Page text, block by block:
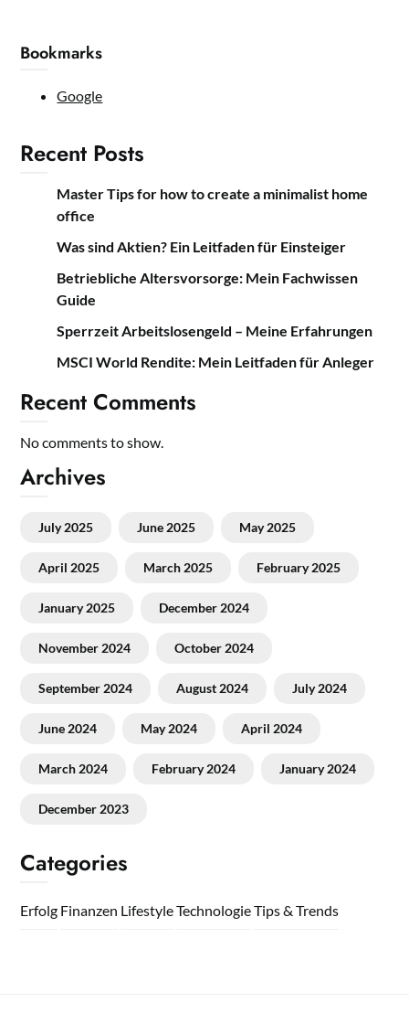
Bookmarks
Google
Recent Posts
Master Tips for how to create a minimalist home
office
Was sind Aktien? Ein Leitfaden für Einsteiger
Betriebliche Altersvorsorge: Mein Fachwissen
Guide
Sperrzeit Arbeitslosengeld – Meine Erfahrungen
MSCI World Rendite: Mein Leitfaden für Anleger
Recent Comments
No comments to show.
Archives
July 2025 June 2025 May 2025
April 2025 March 2025 February 2025
January 2025 December 2024
November 2024 October 2024
September 2024 August 2024 July 2024
June 2024 May 2024 April 2024
March 2024 February 2024 January 2024
December 2023
Categories
Erfolg Finanzen LifestyleTechnologieTips & Trends